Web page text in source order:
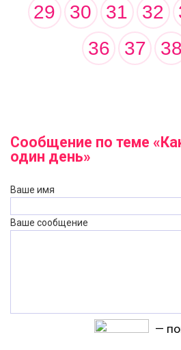
29
30 31 32
36
37 38
Сообщение по теме
один день»
Ваше имя
Ваше сообщение
—